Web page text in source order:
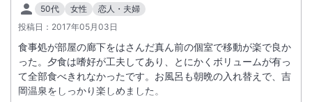
50代 女性
恋人・夫婦
投稿日： 2017年05月03日
食事処が部屋の廊下をはさんだ真ん前の個室で移動が楽で良か
った。夕食は嗜好が工夫してあり、とにかくボリュームが有っ
て全部食べきれなかったです。お風呂も朝晩の入れ替えで、吉
岡温泉をしっかり楽しめました。